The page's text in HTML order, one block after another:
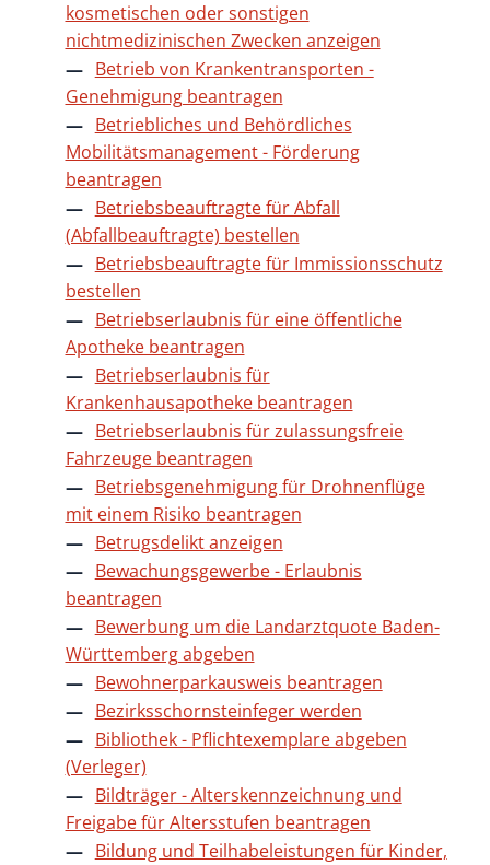
kosmetischen oder sonstigen
nichtmedizinischen Zwecken anzeigen
Betrieb von Krankentransporten -
Genehmigung beantragen
Betriebliches und Behördliches
Mobilitätsmanagement - Förderung
beantragen
Betriebsbeauftragte für Abfall
(Abfallbeauftragte) bestellen
Betriebsbeauftragte für Immissionsschutz
bestellen
Betriebserlaubnis für eine öffentliche
Apotheke beantragen
Betriebserlaubnis für
Krankenhausapotheke beantragen
Betriebserlaubnis für zulassungsfreie
Fahrzeuge beantragen
Betriebsgenehmigung für Drohnenflüge
mit einem Risiko beantragen
Betrugsdelikt anzeigen
Bewachungsgewerbe - Erlaubnis
beantragen
Bewerbung um die Landarztquote Baden-
Württemberg abgeben
Bewohnerparkausweis beantragen
Bezirksschornsteinfeger werden
Bibliothek - Pflichtexemplare abgeben
(Verleger)
Bildträger - Alterskennzeichnung und
Freigabe für Altersstufen beantragen
Bildung und Teilhabeleistungen für Kinder,